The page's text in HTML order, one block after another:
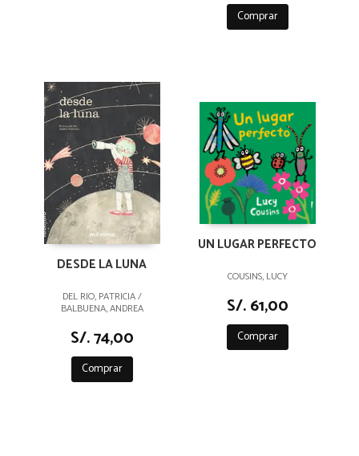
Comprar
DESDE LA LUNA
DEL RIO, PATRICIA /
BALBUENA, ANDREA
S/. 74,00
Comprar
UN LUGAR PERFECTO
COUSINS, LUCY
S/. 61,00
Comprar